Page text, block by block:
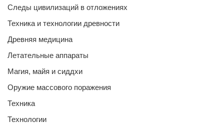
Следы цивилизаций в отложениях
Техника и технологии древности
Древняя медицина
Летательные аппараты
Магия, майя и сиддхи
Оружие массового поражения
Техника
Технологии